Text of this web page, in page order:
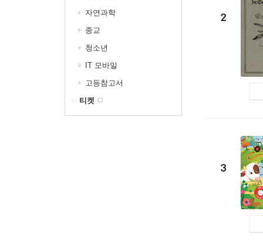
자연과학
종교
청소년
IT 모바일
고등참고서
티켓
2
3